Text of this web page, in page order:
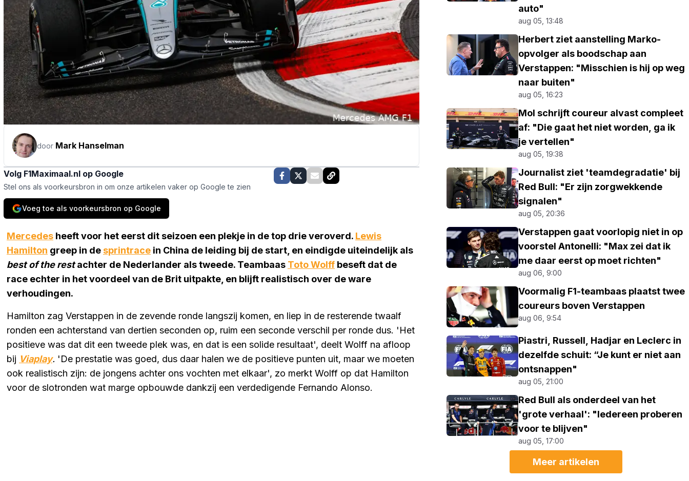
door Mark Hanselman
Volg F1Maximaal.nl op Google
Stel ons als voorkeursbron in om onze artikelen vaker op Google te zien
Voeg toe als voorkeursbron op Google
Mercedes heeft voor het eerst dit seizoen een plekje in de top drie veroverd. Lewis
Hamilton greep in desprintrace in China de leiding bij de start, en eindigde uiteindelijk als
best of the restachter de Nederlander als tweede. Teambaas Toto Wolff beseft dat de
race echter in het voordeel van de Brit uitpakte, en blijft realistisch over de ware
verhoudingen.
Hamilton zag Verstappen in de zevende ronde langszij komen, en liep in de resterende twaalf
ronden een achterstand van dertien seconden op, ruim een seconde verschil per ronde dus. 'Het
positieve was dat dit een tweede plek was, en dat is een solide resultaat', deelt Wolff na afloop
bij Viaplay. 'De prestatie was goed, dus daar halen we de positieve punten uit, maar we moeten
ook realistisch zijn: de jongens achter ons vochten met elkaar', zo merkt Wolff op dat Hamilton
voor de slotronden wat marge opbouwde dankzij een verdedigende Fernando Alonso.
auto"
aug 05, 13:48
Herbert ziet aanstelling Marko-
opvolger als boodschap aan
Verstappen: "Misschien is hij op weg
naar buiten"
aug 05, 16:23
Mol schrijft coureur alvast compleet
af: "Die gaat het niet worden, ga ik
je vertellen"
aug 05, 19:38
Journalist ziet 'teamdegradatie' bij
Red Bull: "Er zijn zorgwekkende
signalen"
aug 05, 20:36
Verstappen gaat voorlopig niet in op
voorstel Antonelli: "Max zei dat ik
me daar eerst op moet richten"
aug 06, 9:00
Voormalig F1-teambaas plaatst twee
coureurs boven Verstappen
aug 06, 9:54
Piastri, Russell, Hadjar en Leclerc in
dezelfde schuit: “Je kunt er niet aan
ontsnappen"
aug 05, 21:00
Red Bull als onderdeel van het
'grote verhaal': "Iedereen proberen
voor te blijven"
aug 05, 17:00
Meer artikelen